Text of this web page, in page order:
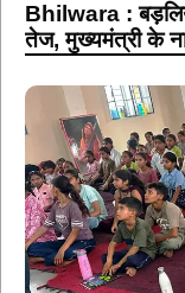
Bhilwara :
तेज, मुख्यमंत्री के